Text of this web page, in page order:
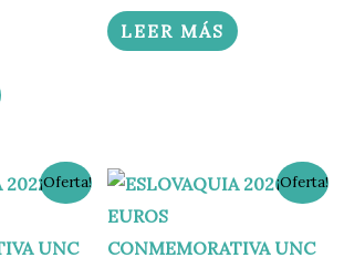
LEER MÁS
¡Oferta!
€.
¡Oferta!
El
precio
original
era:
4,95 €.
El
precio
es:
3,60 €.